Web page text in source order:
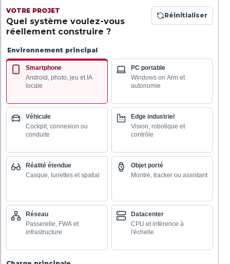
VOTRE PROJET
Quel système voulez-vous
réellement construire ?
Réinitialiser
Environnement principal
Smartphone
Android, photo, jeu et IA
locale
PC portable
Windows on Arm et
autonomie
Véhicule
Cockpit, connexion ou
conduite
Edge industriel
Vision, robotique et
contrôle
Réalité étendue
Casque, lunettes et spatial
Objet porté
Montre, tracker ou assistant
Réseau
Passerelle, FWA et
infrastructure
Datacenter
CPU et inférence à
l'échelle